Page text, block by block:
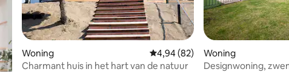
Woning Gemiddelde beoordeling van
4,94 (82)
Charmant huis in het hart van de natuur
Woning
Designwoning,